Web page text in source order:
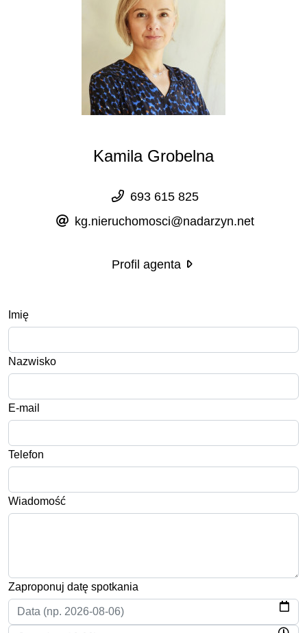
Kamila Grobelna
693 615 825
kg.nieruchomosci@nadarzyn.net
Profil agenta
Imię
Nazwisko
E-mail
Telefon
Wiadomość
Zaproponuj datę spotkania